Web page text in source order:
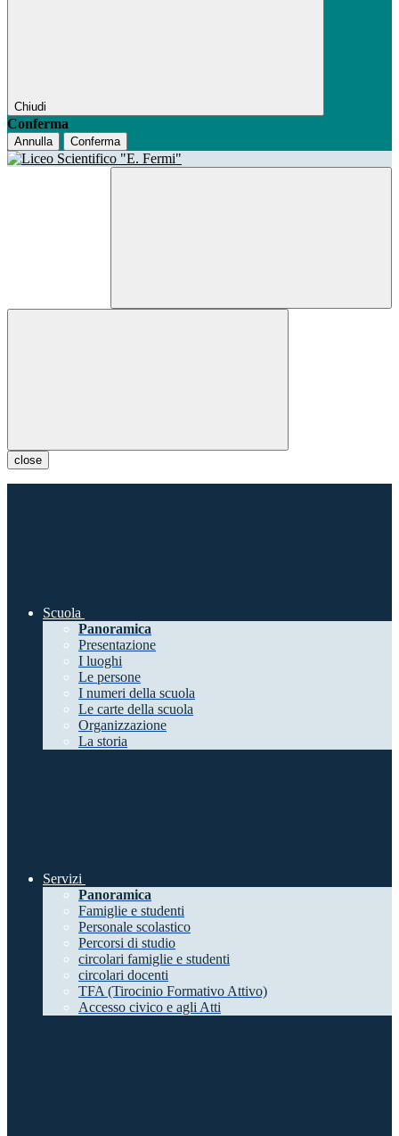
Chiudi
Conferma
Annulla Conferma
close
Scuola
Panoramica
Presentazione
I luoghi
Le persone
I numeri della scuola
Le carte della scuola
Organizzazione
La storia
Servizi
Panoramica
Famiglie e studenti
Personale scolastico
Percorsi di studio
circolari famiglie e studenti
circolari docenti
TFA (Tirocinio Formativo Attivo)
Accesso civico e agli Atti